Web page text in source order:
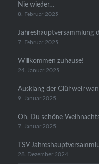
Nie wieder…
8. Februar 2025
7. Februar 2025
Willkommen zuhause!
24. Januar 2025
Ausklang der
9. Januar 2025
Oh, Du schöne
7. Januar 2025
TSV
28. Dezember 2024